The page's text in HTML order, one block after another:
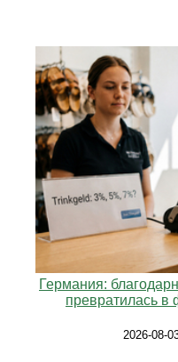
Германия:
превратилась в
2026-08-